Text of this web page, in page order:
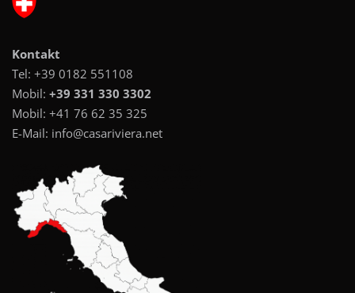
Kontakt
Tel: +39 0182 551108
Mobil: +39 331 330 3302
Mobil: +41 76 62 35 325
E-Mail: info@casariviera.net